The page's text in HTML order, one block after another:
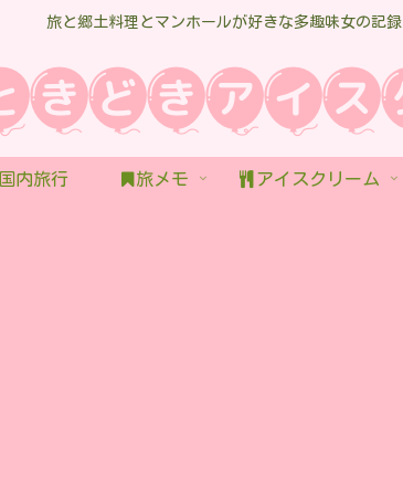
旅と郷土料理とマンホールが好きな多趣味女の記録
国内旅行 旅メモ アイスクリーム